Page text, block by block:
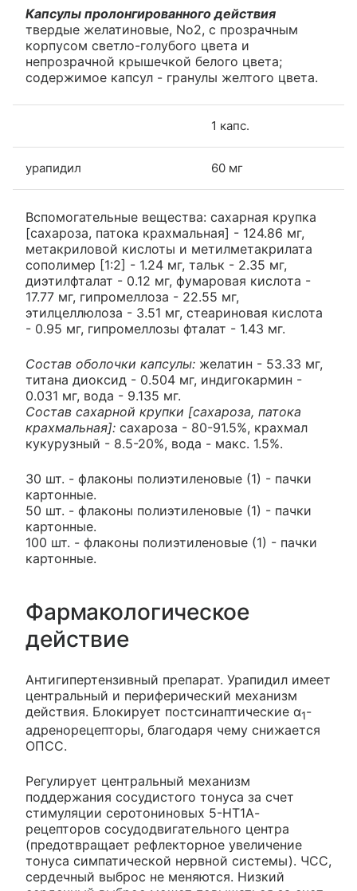
Капсулы пролонгированного действия
твердые желатиновые, No2, с прозрачным
корпусом светло-голубого цвета и
непрозрачной крышечкой белого цвета;
содержимое капсул - гранулы желтого цвета.
1 капс.
урапидил 60 мг
Вспомогательные вещества: сахарная крупка
[сахароза, патока крахмальная] - 124.86 мг,
метакриловой кислоты и метилметакрилата
сополимер [1:2] - 1.24 мг, тальк - 2.35 мг,
диэтилфталат - 0.12 мг, фумаровая кислота -
17.77 мг, гипромеллоза - 22.55 мг,
этилцеллюлоза - 3.51 мг, стеариновая кислота
- 0.95 мг, гипромеллозы фталат - 1.43 мг.
Состав оболочки капсулы: желатин - 53.33 мг,
титана диоксид - 0.504 мг, индигокармин -
0.031 мг, вода - 9.135 мг.
Состав сахарной крупки [сахароза, патока
крахмальная]: сахароза - 80-91.5%, крахмал
кукурузный - 8.5-20%, вода - макс. 1.5%.
30 шт. - флаконы полиэтиленовые (1) - пачки
картонные.
50 шт. - флаконы полиэтиленовые (1) - пачки
картонные.
100 шт. - флаконы полиэтиленовые (1) - пачки
картонные.
Фармакологическое
действие
Антигипертензивный препарат. Урапидил имеет
центральный и периферический механизм
действия. Блокирует постсинаптические α1-
адренорецепторы, благодаря чему снижается
ОПСС.
Регулирует центральный механизм
поддержания сосудистого тонуса за счет
стимуляции серотониновых 5-НТ1А-
рецепторов сосудодвигательного центра
(предотвращает рефлекторное увеличение
тонуса симпатической нервной системы). ЧСС,
сердечный выброс не меняются. Низкий